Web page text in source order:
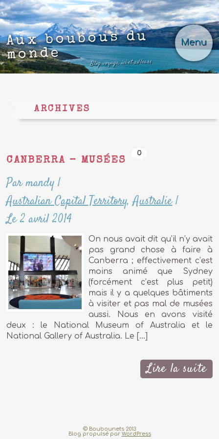
Menu
Aux boubous du
monde
Blog voyage, ici et ailleurs
ARCHIVES
CANBERRA – MUSÉES
0
Par mandy |
Australian Capital Territory,Australie|
Le 2 avril 2014
On nous avait dit qu’il n’y avait
pas grand chose à faire à
Canberra ; effectivement c’est
moins animé que Sydney
(forcément c’est plus petit)
mais il y a quelques bâtiments
à visiter et pas mal de musées
aussi. Nous en avons visité
deux : le National Museum of Australia et le
National Gallery of Australia. Le […]
Lire la suite
© Boubounets 2013
Blog propulsé par WordPress